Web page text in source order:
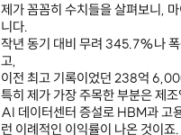
제가 꼼꼼히 수치들을 살펴보니,
니다.
작년 동기 대비 무려 345.7%나
고,
이전 최고 기록이었던 238억
특히 제가 가장 주목한 부분은 제
AI 데이터센터 증설로 HBM과 고
런 이례적인 이익률이 나온 것이죠.